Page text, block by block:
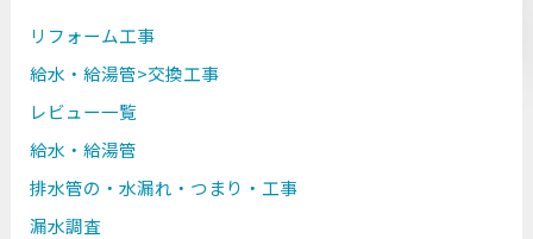
リフォーム工事
給水・給湯管>交換工事
レビュー一覧
給水・給湯管
排水管の・水漏れ・つまり・工事
漏水調査